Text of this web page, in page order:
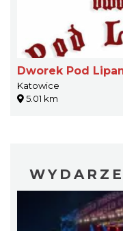
Dworek Pod
Katowice
5.01 km